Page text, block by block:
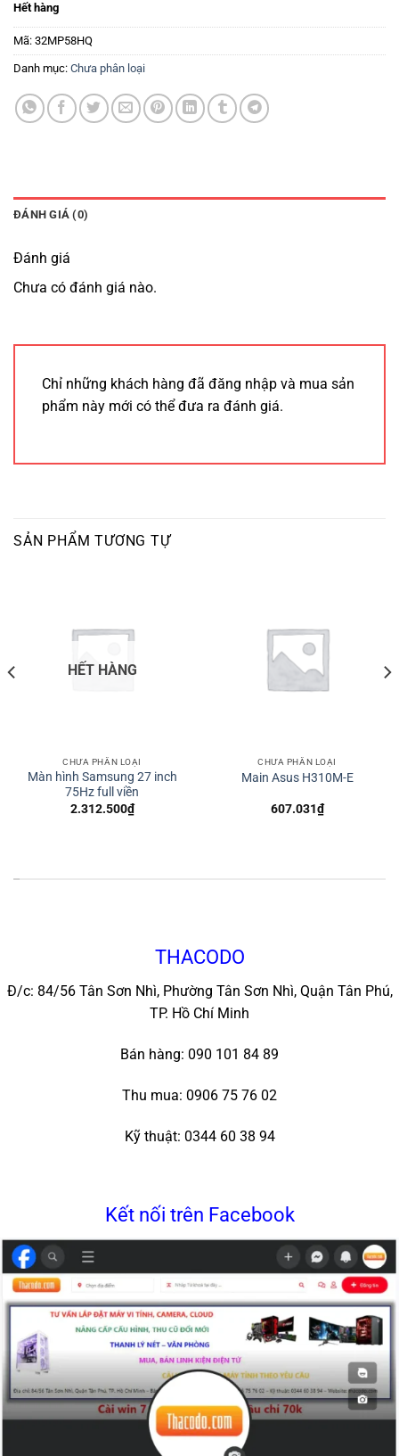
Hết hàng
Mã: 32MP58HQ
Danh mục: Chưa phân loại
ĐÁNH GIÁ (0)
Đánh giá
Chưa có đánh giá nào.
Chỉ những khách hàng đã đăng nhập và mua sản
phẩm này mới có thể đưa ra đánh giá.
SẢN PHẨM TƯƠNG TỰ
HẾT HÀNG
CHƯA PHÂN LOẠI
Màn hình Samsung 27 inch
75Hz full viền
2.312.500₫
CHƯA PHÂN LOẠI
Main Asus H310M-E
607.031₫
THACODO
Đ/c: 84/56 Tân Sơn Nhì, Phường Tân Sơn Nhì, Quận Tân Phú,
TP. Hồ Chí Minh
Bán hàng: 090 101 84 89
Thu mua: 0906 75 76 02
Kỹ thuật: 0344 60 38 94
Kết nối trên Facebook